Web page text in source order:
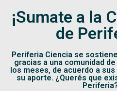
¡Sumate a la
de
Periferia Ciencia se
gracias a una comunidad
los meses, de acuerdo a
su aporte. ¿Querés que